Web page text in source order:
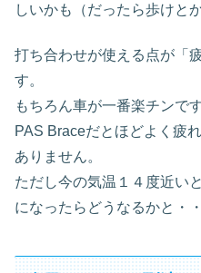
しいかも（だったら歩けと
打ち合わせが使える点が「
す。
もちろん車が一番楽チンです
PAS Braceだとほどよく疲
ありません。
ただし今の気温１４度近い
になったらどうなるかと・・